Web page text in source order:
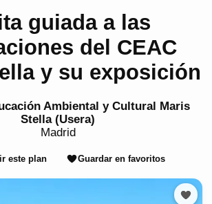
guiada a las
del CEAC
y su exposición
Ambiental y Cultural Maris
Stella (Usera)
Madrid
este plan Guardar en favoritos